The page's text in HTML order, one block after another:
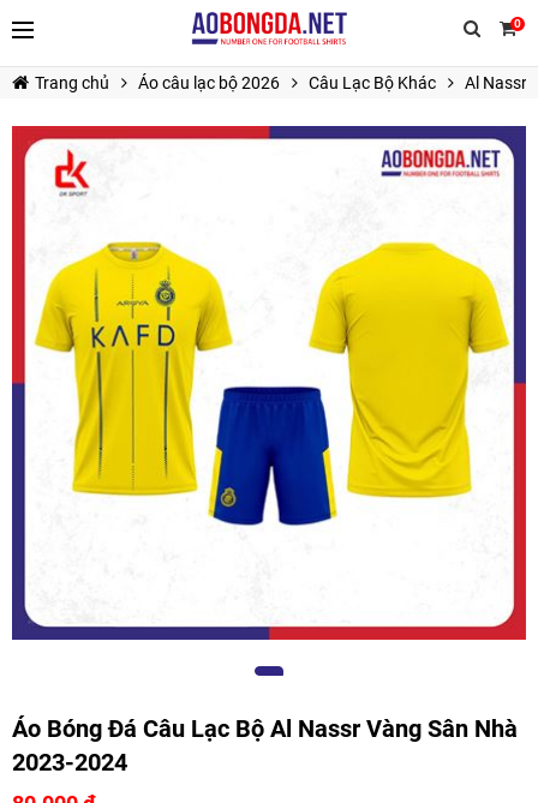
0
TIẾP TỤC MUA HÀNG
Trang chủ Áo câu lạc bộ 2026 Câu Lạc Bộ Khác Al Nassr
Áo Bóng Đá Câu Lạc Bộ Al Nassr Vàng Sân Nhà
2023-2024